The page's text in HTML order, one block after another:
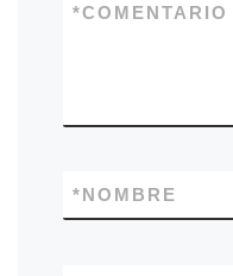
COMENTARIO
*
NOMBRE
*